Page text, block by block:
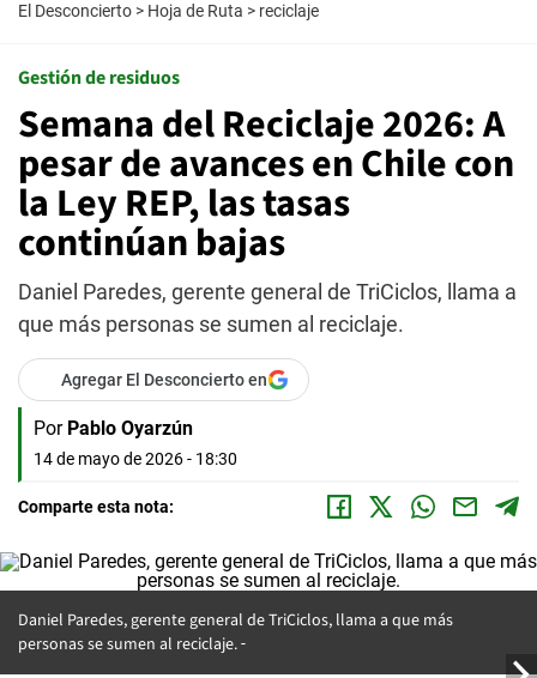
El Desconcierto > Hoja de Ruta > reciclaje
Gestión de residuos
Semana del Reciclaje 2026: A
pesar de avances en Chile con
la Ley REP, las tasas
continúan bajas
Daniel Paredes, gerente general de TriCiclos, llama a
que más personas se sumen al reciclaje.
Agregar El Desconcierto en
Por Pablo Oyarzún
14 de mayo de 2026 - 18:30
Comparte esta nota:
Daniel Paredes, gerente general de TriCiclos, llama a que más
personas se sumen al reciclaje.